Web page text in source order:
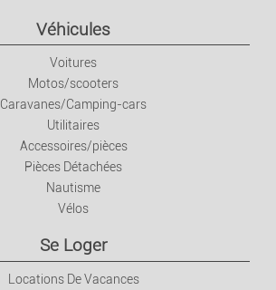
Véhicules
Voitures
Motos/scooters
Caravanes/Camping-cars
Utilitaires
Accessoires/pièces
Pièces Détachées
Nautisme
Vélos
Se Loger
Locations De Vacances